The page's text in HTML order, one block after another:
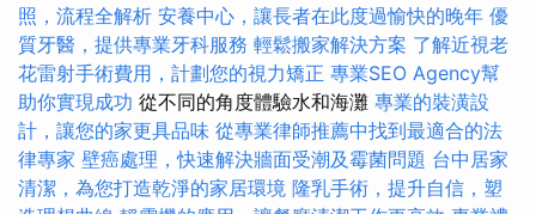
照，流程全解析 安養中心，讓長者在此度過愉快的晚年 優
質牙醫，提供專業牙科服務 輕鬆搬家解決方案 了解近視老
花雷射手術費用，計劃您的視力矯正 專業SEO Agency幫
助你實現成功 從不同的角度體驗水和海灘 專業的裝潢設
計，讓您的家更具品味 從專業律師推薦中找到最適合的法
律專家 壁癌處理，快速解決牆面受潮及霉菌問題 台中居家
清潔，為您打造乾淨的家居環境 隆乳手術，提升自信，塑